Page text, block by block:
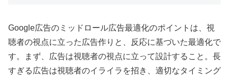
Google広告のミッドロール広告最適化のポイントは、視
聴者の視点に立った広告作りと、反応に基づいた最適化で
す。まず、広告は視聴者の視点に立って設計すること。長
すぎる広告は視聴者のイライラを招き、適切なタイミング